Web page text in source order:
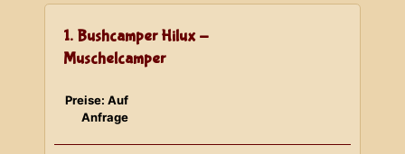
1. Bushcamper Hilux -
Muschelcamper
Preise: Auf
Anfrage